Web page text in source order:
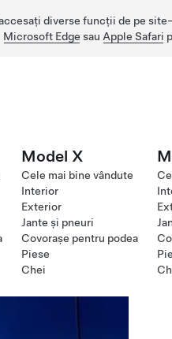
diverse funcții de pe
Microsoft Edge sau Apple Safari
Model X
Cele mai bine vândute
Interior
Exterior
Jante și pneuri
Covorașe pentru podea
Piese
Chei